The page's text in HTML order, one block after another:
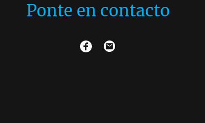
Ponte en contacto